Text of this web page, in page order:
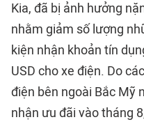
Kia, đã bị ảnh hưởng
nhằm giảm số lượng
kiện nhận khoản tín
USD cho xe điện. Do
điện bên ngoài Bắc Mỹ
nhận ưu đãi vào tháng